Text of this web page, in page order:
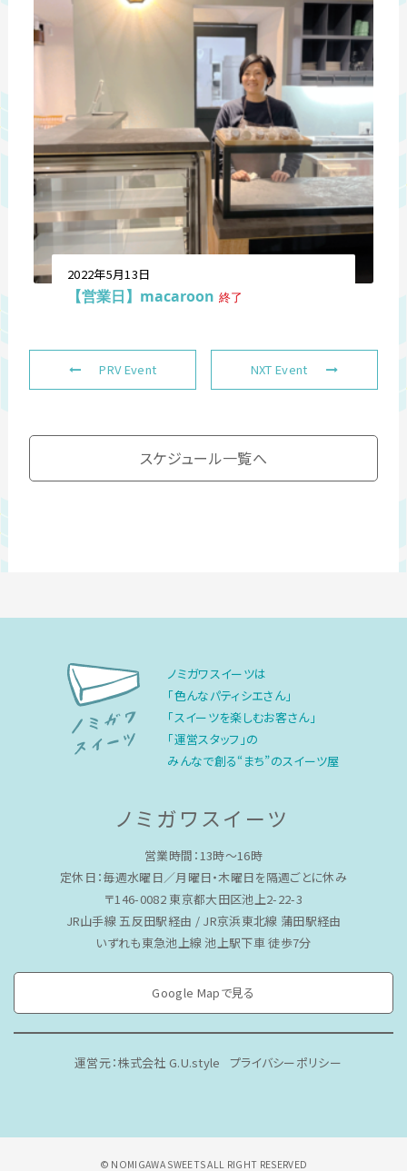
2022年5月13日
【営業日】macaroon 終了
PRV Event NXT Event
スケジュール一覧へ
ノミガワスイーツは
「色んなパティシエさん」
「スイーツを楽しむお客さん」
「運営スタッフ」の
みんなで創る“まち”のスイーツ屋
ノミガワスイーツ
営業時間：13時〜16時
定休日：毎週水曜日／月曜日・木曜日を隔週ごとに休み
〒146-0082 東京都大田区池上2-22-3
JR山手線 五反田駅経由 / JR京浜東北線 蒲田駅経由
いずれも東急池上線 池上駅下車 徒歩7分
Google Mapで見る
運営元：株式会社 G.U.style プライバシーポリシー
© NOMIGAWA SWEETS ALL RIGHT RESERVED